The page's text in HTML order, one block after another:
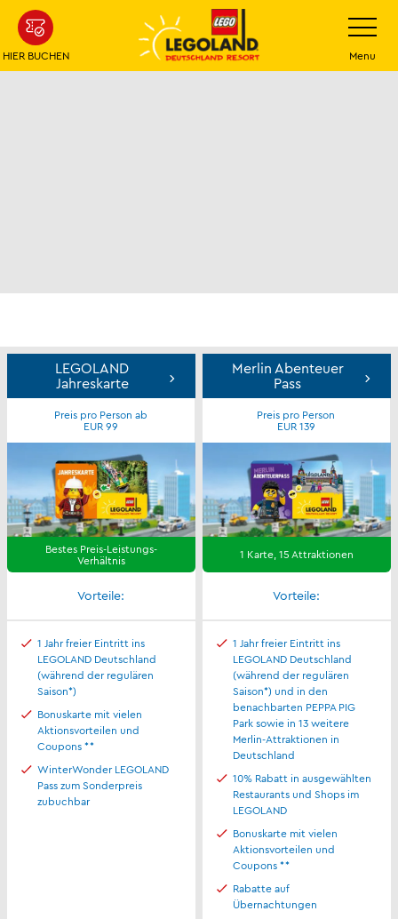
Weiter
zum
Hauptinhalt
HIER BUCHEN Menu
Jahreskarten
LEGOLAND
Jahreskarte
Preis pro Person ab
EUR 99
Bestes Preis-Leistungs-
Verhältnis
Vorteile:
1 Jahr freier Eintritt ins
LEGOLAND Deutschland
(während der regulären
Saison*)
Bonuskarte mit vielen
Aktionsvorteilen und
Coupons **
WinterWonder LEGOLAND
Pass zum Sonderpreis
zubuchbar
Merlin Abenteuer
Pass
Preis pro Person
EUR 139
1 Karte, 15 Attraktionen
Vorteile:
1 Jahr freier Eintritt ins
LEGOLAND Deutschland
(während der regulären
Saison*) und in den
benachbarten PEPPA PIG
Park sowie in 13 weitere
Merlin-Attraktionen in
Deutschland
10% Rabatt in ausgewählten
Restaurants und Shops im
LEGOLAND
Bonuskarte mit vielen
Aktionsvorteilen und
Coupons **
Rabatte auf
Übernachtungen